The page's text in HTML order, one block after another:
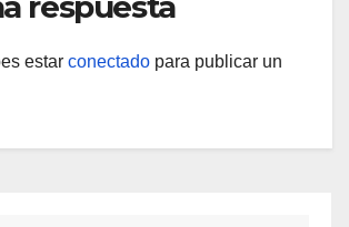
estar conectado para publicar un